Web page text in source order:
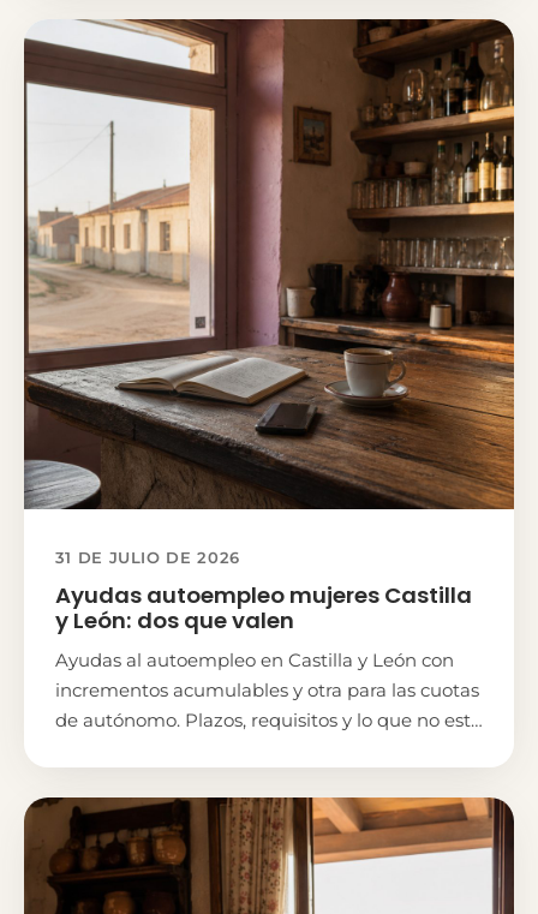
31 DE JULIO DE 2026
Ayudas autoempleo mujeres Castilla
y León: dos que valen
Ayudas al autoempleo en Castilla y León con
incrementos acumulables y otra para las cuotas
de autónomo. Plazos, requisitos y lo que no está